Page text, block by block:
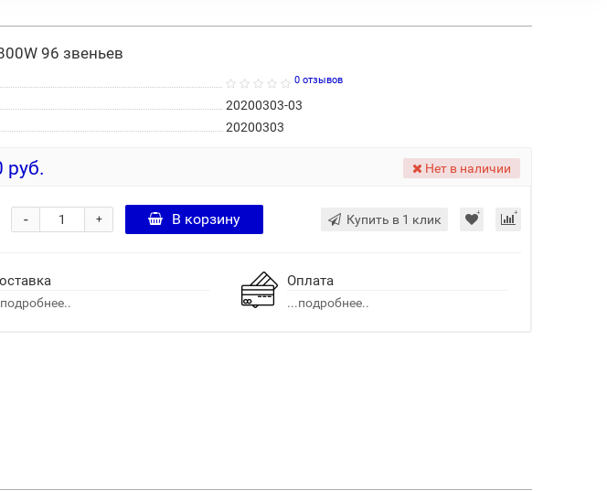
96 звеньев
0 отзывов
20200303-03
20200303
руб. Нет в наличии
+
- В корзину Купить в 1 клик
Оплата
...подробнее..